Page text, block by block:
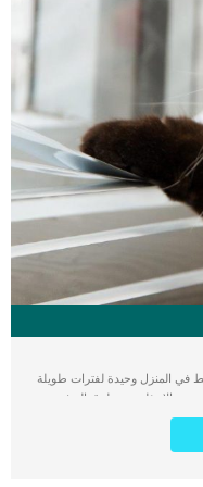
في المنزل وحيدة لفترات طويلة
بعض الاسئلة عن طرق الترفيه عن
نود ان نوضح أنك إذا اضطررت
ببعض التجهيزات لضمان وقت